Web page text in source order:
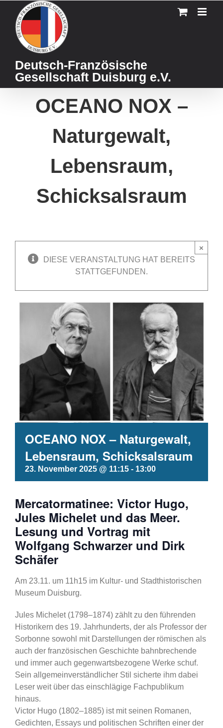
content
Deutsch-Französische
Gesellschaft Duisburg e.V.
OCEANO NOX –
Naturgewalt,
Lebensraum,
Schicksalsraum
DIESE VERANSTALTUNG HAT BEREITS
STATTGEFUNDEN.
×
OCEANO NOX – Naturgewalt,
Lebensraum, Schicksalsraum
23. November 2025 @ 11:15 - 13:00
Mercatormatinee: Victor Hugo,
Jules Michelet und das Meer.
Lesung und Vortrag mit
Wolfgang Schwarzer und Dirk
Schäfer
Am 23.11. um 11h15 im Kultur- und Stadthistorischen
Museum Duisburg.
Jules Michelet (1798–1874) zählt zu den führenden
Historikern des 19. Jahrhunderts, der als Professor der
Sorbonne sowohl mit Darstellungen der römischen als
auch der französischen Geschichte bahnbrechende
und immer auch gegenwartsbezogene Werke schuf.
Sein allgemeinverständlicher Stil sicherte ihm dabei
Leser weit über das einschlägige Fachpublikum
hinaus.
Victor Hugo (1802–1885) ist mit seinen Romanen,
Gedichten, Essays und politischen Schriften einer der